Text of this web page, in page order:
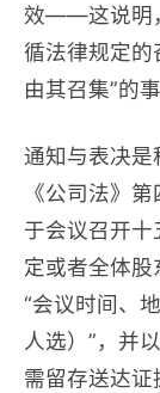
效——这说明
循法律规定的
由其召集”的
通知与表决是
《公司法》
于会议召开十
定或者全体
“会议时间、
人选）”，并
需留存送达